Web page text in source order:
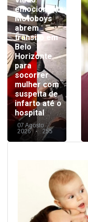
emocionante:
Motoboys
abrem
trânsito em
Belo
Horizonte
para
socorrer
mulher com
suspeita de
infarto até o
hospital
07 Agosto
2026
255